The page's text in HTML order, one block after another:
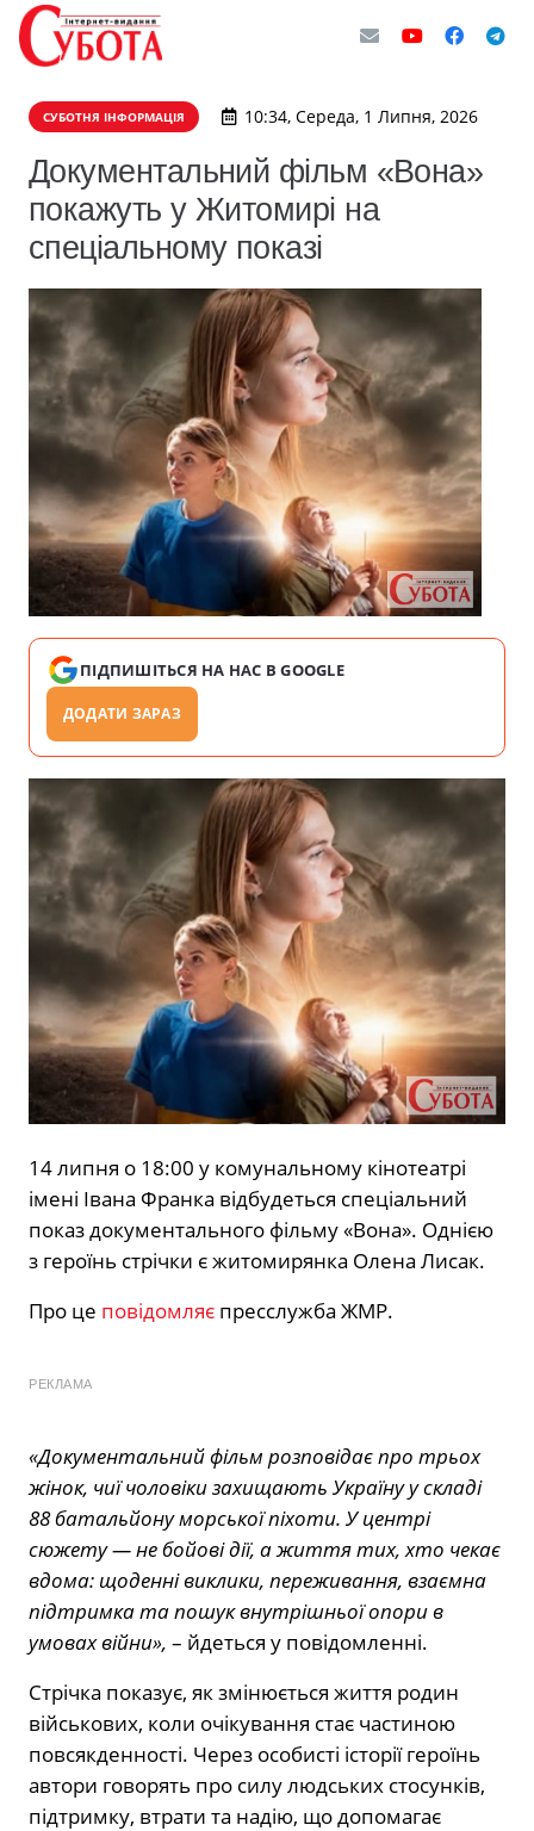
СУБОТНЯ ІНФОРМАЦІЯ 10:34, Середа, 1 Липня, 2026
Документальний фільм «Вона»
покажуть у Житомирі на
спеціальному показі
ПІДПИШІТЬСЯ НА НАС В GOOGLE
ДОДАТИ ЗАРАЗ
14 липня о 18:00 у комунальному кінотеатрі
імені Івана Франка відбудеться спеціальний
показ документального фільму «Вона». Однією
з героїнь стрічки є житомирянка Олена Лисак.
Про це повідомляє пресслужба ЖМР.
РЕКЛАМА
«Документальний фільм розповідає про трьох
жінок, чиї чоловіки захищають Україну у складі
88 батальйону морської піхоти. У центрі
сюжету — не бойові дії, а життя тих, хто чекає
вдома: щоденні виклики, переживання, взаємна
підтримка та пошук внутрішньої опори в
умовах війни», – йдеться у повідомленні.
Стрічка показує, як змінюється життя родин
військових, коли очікування стає частиною
повсякденності. Через особисті історії героїнь
автори говорять про силу людських стосунків,
підтримку, втрати та надію, що допомагає